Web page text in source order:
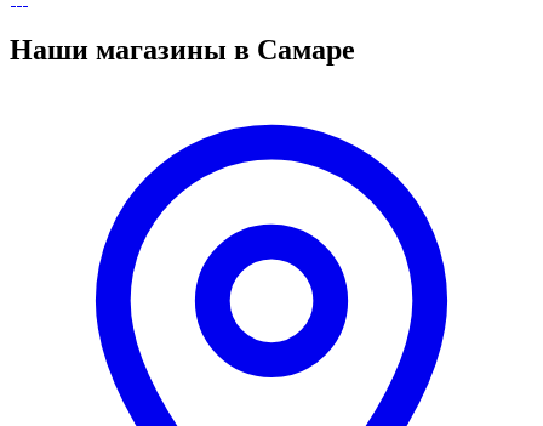
Наши магазины в Самаре